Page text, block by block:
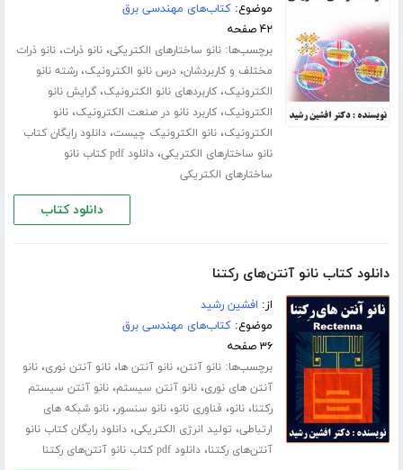
موضوع:کتاب‌های مهندسی برق
۴۲ صفحه
برچسب‌ها:نانو ساختارهای الکتریکی،نانو ذرات،نانو ذرات
مختلف و کاربردشان،درس نانو الکترونیک،رشته نانو
الکترونیک،کاربردهای نانو الکترونیک،گرایش نانو
الکترونیک،کاربرد نانو در صنعت الکترونیک،نانو
الکترونیک،نانو الکترونیک چیست،دانلود رایگان کتاب
نانو ساختارهای الکتریکی،
دانلود pdf کتاب نانو
ساختارهای الکتریکی
دانلود کتاب
دانلود کتاب نانو آنتن‌های رکتنا
از: افشین رشید
موضوع:کتاب‌های مهندسی برق
۳۶ صفحه
برچسب‌ها:نانو آنتن،نانو آنتن ها،نانو آنتن نوری،نانو
آنتن های نوری،نانو آنتن سیستم،نانو آنتن سیستم
رکتنا،نانو، فناوری نانو،نانو سنسور،نانو شبکه های
ارتباطی، تولید انرژی الکتریکی،دانلود رایگان کتاب نانو
آنتن‌های رکتنا،دانلود pdf کتاب نانو آنتن‌های رکتنا